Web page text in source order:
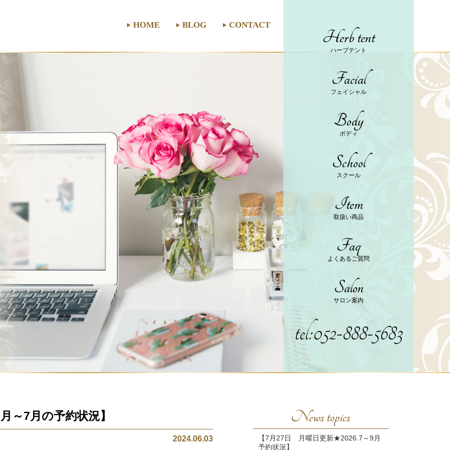
HOME BLOG CONTACT
Herb tent
ハーブテント
Facial
フェイシャル
Body
ボディ
School
スクール
Item
取扱い商品
Faq
よくあるご質問
Salon
サロン案内
tel:052-888-5683
7月の予約状況】
2024.06.03
News topics
【7月27日 月曜日更新★2026.7～9月
予約状況】